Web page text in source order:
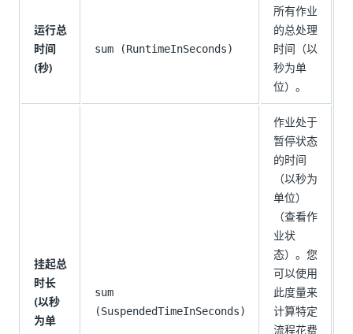
运行总
时间
(秒)
sum (RuntimeInSeconds)
所有作业
的总处理
时间（以
秒为单
位）。
挂起总
时长
(以秒
为单
sum
(SuspendedTimeInSeconds)
作业处于
暂停状态
的时间
（以秒为
单位）
（查看作
业状
态）。您
可以使用
此度量来
计算特定
流程花费